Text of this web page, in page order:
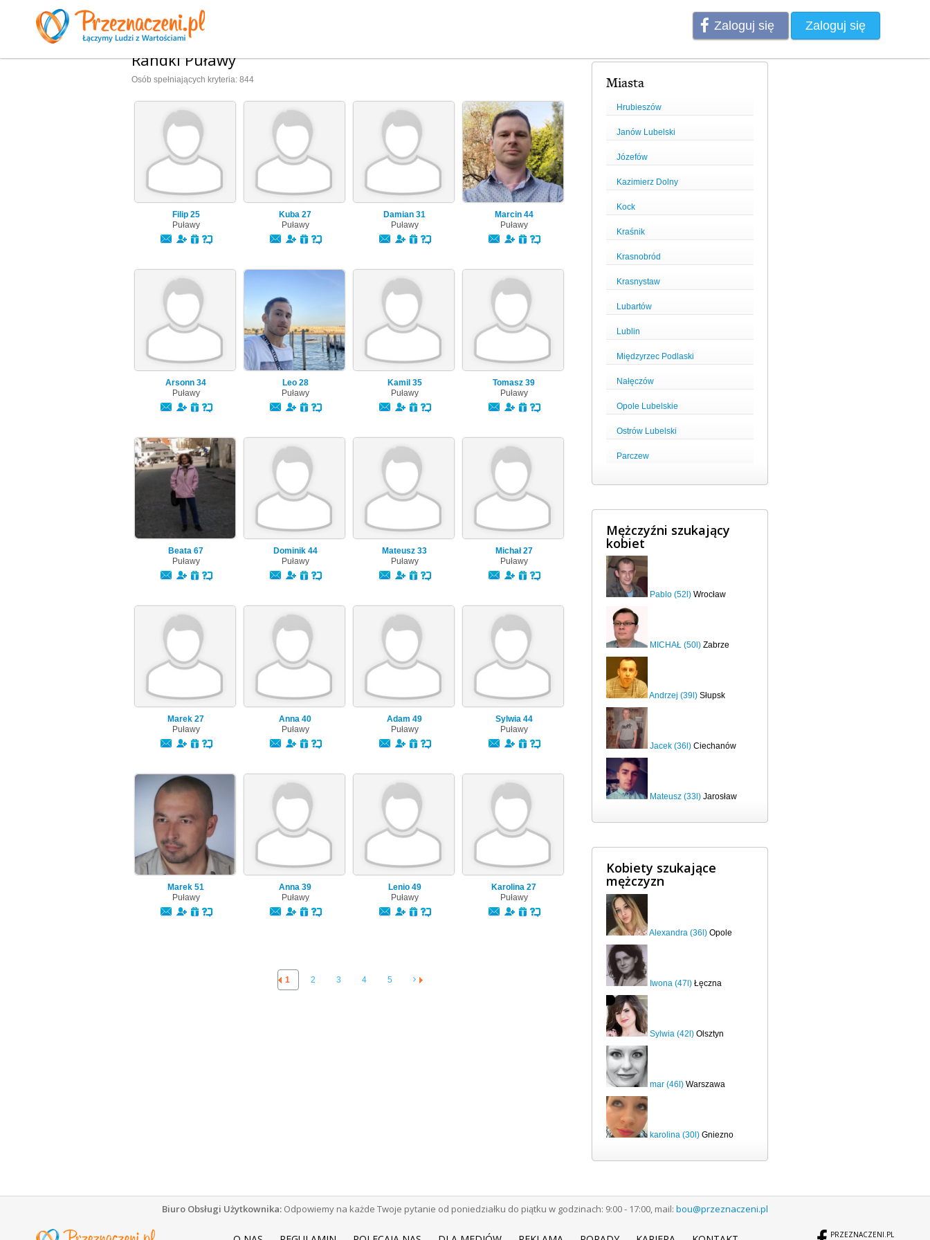
Zaloguj się Zaloguj się
Randki Puławy
Osób spełniających kryteria: 844
Filip 25
Puławy
Kuba 27
Puławy
Damian 31
Puławy
Marcin 44
Puławy
Arsonn 34
Puławy
Leo 28
Puławy
Kamil 35
Puławy
Tomasz 39
Puławy
Beata 67
Puławy
Dominik 44
Puławy
Mateusz 33
Puławy
Michał27
Puławy
Marek 27
Puławy
Anna 40
Puławy
Adam 49
Puławy
Sylwia 44
Puławy
Marek 51
Puławy
Anna 39
Puławy
Lenio 49
Puławy
Karolina 27
Puławy
1 2 3 4 5
Miasta
Hrubieszów
Janów Lubelski
Józefów
Kazimierz Dolny
Kock
Kraśnik
Krasnobród
Krasnystaw
Lubartów
Lublin
Międzyrzec Podlaski
Nałęczów
Opole Lubelskie
Ostrów Lubelski
Parczew
Mężczyźni szukający
kobiet
Pablo (52l) Wrocław
MICHAŁ (50l) Zabrze
Andrzej (39l) Słupsk
Jacek (36l) Ciechanów
Mateusz (33l) Jarosław
Kobiety szukające
mężczyzn
Alexandra (36l) Opole
Iwona (47l) Łęczna
Sylwia (42l) Olsztyn
mar (46l) Warszawa
karolina (30l) Gniezno
Biuro Obsługi Użytkownika: Odpowiemy na każde Twoje pytanie od poniedziałku do piątku w godzinach: 9:00 - 17:00, mail: bou@przeznaczeni.pl
PRZEZNACZENI.PL